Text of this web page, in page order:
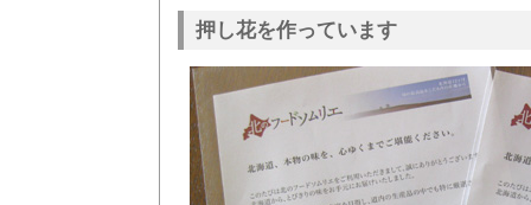
押し花を作っています